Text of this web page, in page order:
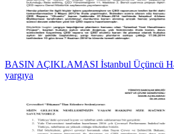
BASIN AÇIKLAMASI İstanbul Üçüncü
yargıya